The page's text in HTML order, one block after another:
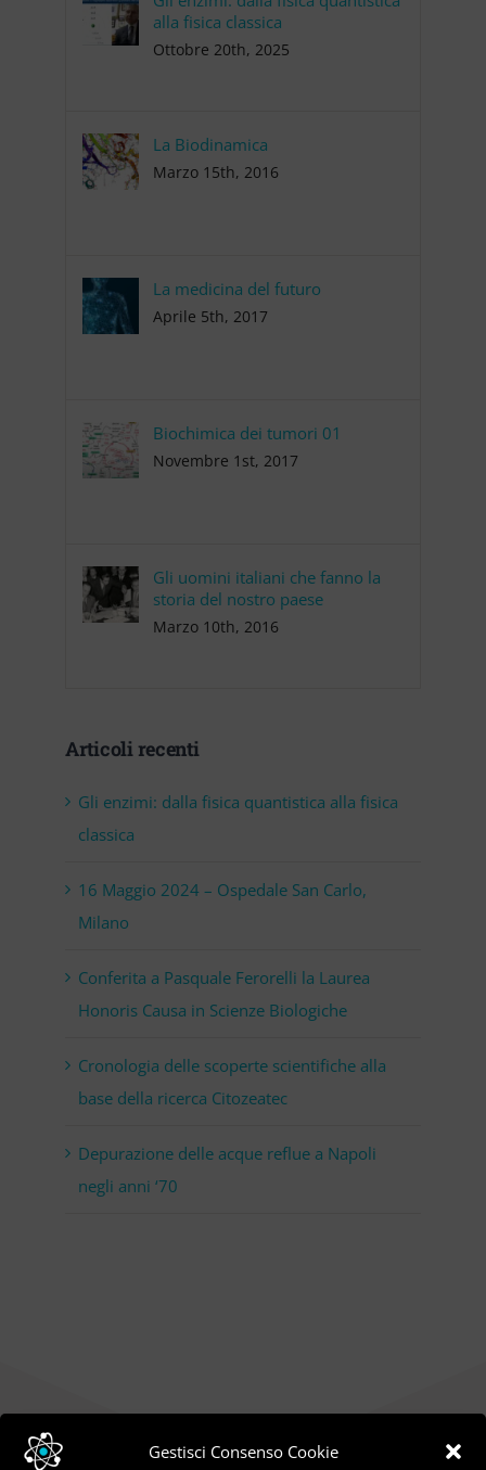
Gestisci Consenso Cookie
alla fisica classica
Ottobre 20th, 2025
La Biodinamica
Marzo 15th, 2016
La medicina del futuro
Aprile 5th, 2017
Biochimica dei tumori 01
Novembre 1st, 2017
Gli uomini italiani che fanno la
storia del nostro paese
Marzo 10th, 2016
Articoli recenti
Gli enzimi: dalla fisica quantistica alla fisica
classica
16 Maggio 2024 – Ospedale San Carlo,
Milano
Conferita a Pasquale Ferorelli la Laurea
Honoris Causa in Scienze Biologiche
Cronologia delle scoperte scientifiche alla
base della ricerca Citozeatec
Depurazione delle acque reflue a Napoli
negli anni ‘70